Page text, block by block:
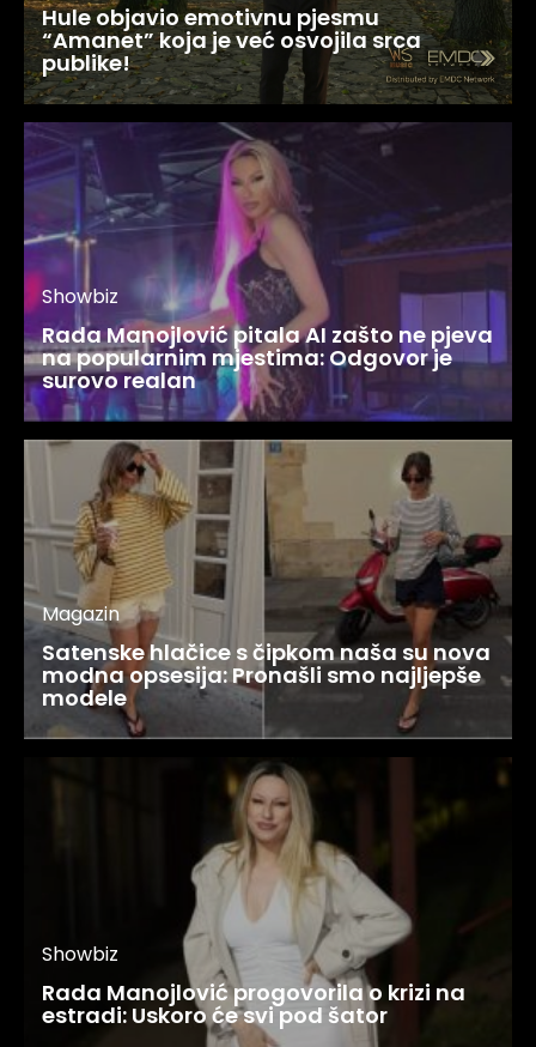
Hule objavio emotivnu pjesmu
“Amanet” koja je već osvojila srca
publike!
Showbiz
Rada Manojlović pitala AI zašto ne pjeva
na popularnim mjestima: Odgovor je
surovo realan
Magazin
Satenske hlačice s čipkom naša su nova
modna opsesija: Pronašli smo najljepše
modele
Showbiz
Rada Manojlović progovorila o krizi na
estradi: Uskoro će svi pod šator